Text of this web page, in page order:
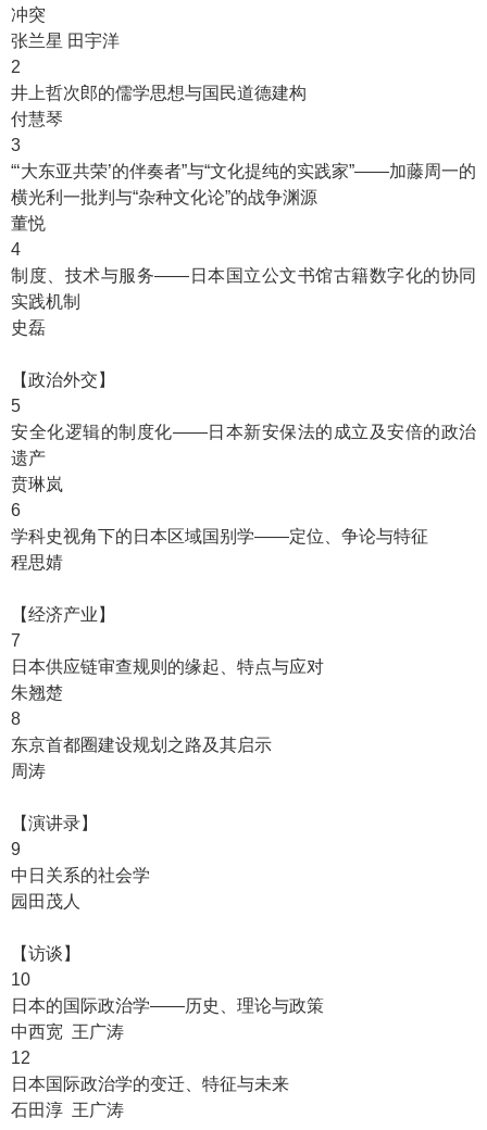
冲突
张兰星 田宇洋
2
井上哲次郎的儒学思想与国民道德建构
付慧琴
3
“‘大东亚共荣’的伴奏者”与“文化提纯的实践家”——加藤周一的
横光利一批判与“杂种文化论”的战争渊源
董悦
4
制度、技术与服务——日本国立公文书馆古籍数字化的协同
实践机制
史磊
【政治外交】
5
安全化逻辑的制度化——日本新安保法的成立及安倍的政治
遗产
贲琳岚
6
学科史视角下的日本区域国别学——定位、争论与特征
程思婧
【经济产业】
7
日本供应链审查规则的缘起、特点与应对
朱翘楚
8
东京首都圈建设规划之路及其启示
周涛
【演讲录】
9
中日关系的社会学
园田茂人
【访谈】
10
日本的国际政治学——历史、理论与政策
中西宽 王广涛
12
日本国际政治学的变迁、特征与未来
石田淳 王广涛